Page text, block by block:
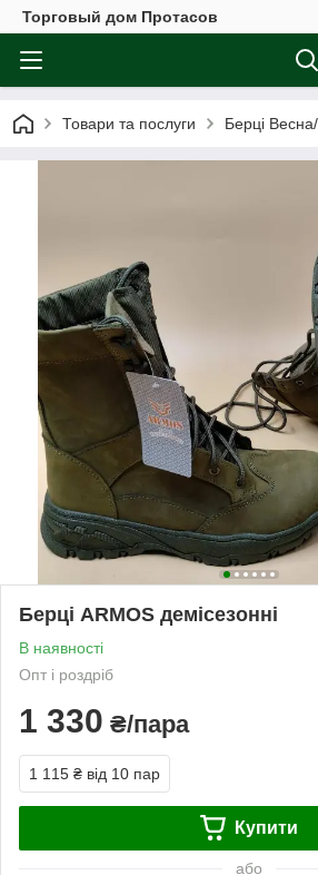
Торговый дом Протасов
Товари та послуги Берці
Берці ARMOS демісезонні
В наявності
Опт і роздріб
1 330 ₴/пара
1 115 ₴ від 10 пар
Купити
або